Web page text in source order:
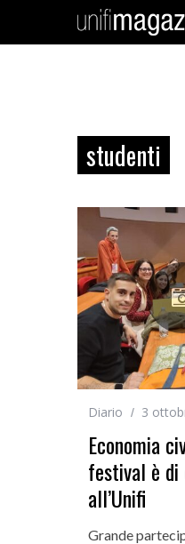
studenti
Diario 3
Economia
festival è di
all’Unifi
Grande